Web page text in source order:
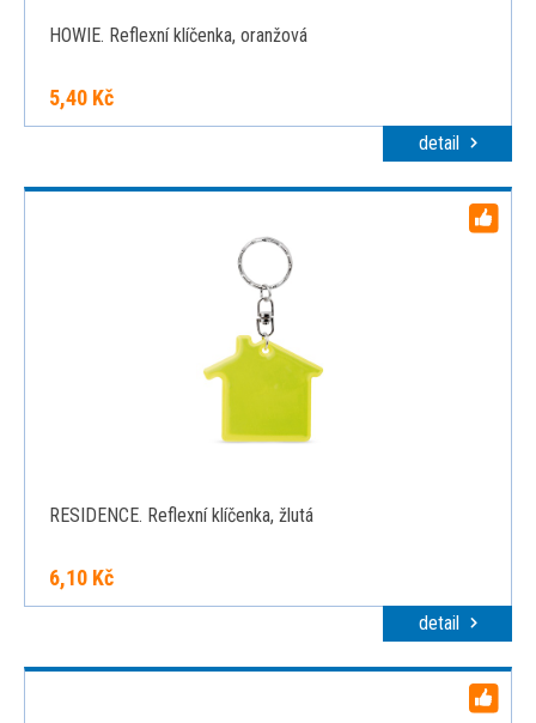
HOWIE. Reflexní klíčenka, oranžová
5,40 Kč
detail
RESIDENCE. Reflexní klíčenka, žlutá
6,10 Kč
detail